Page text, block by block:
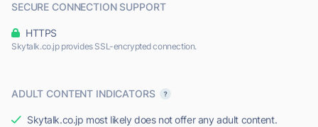
SECURE CONNECTION SUPPORT
HTTPS
Skytalk.co.jp provides SSL-encrypted connection.
ADULT CONTENT INDICATORS
Skytalk.co.jp most likely does not offer any adult content.